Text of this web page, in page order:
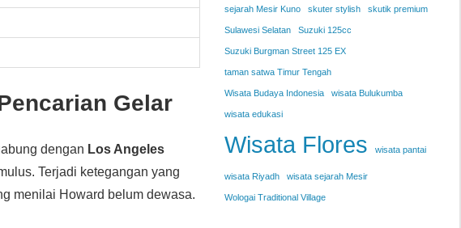
Gelar
dengan Los Angeles
Terjadi ketegangan yang
menilai Howard belum dewasa.
sejarah Mesir Kuno skuter stylish skutik premium
Sulawesi Selatan Suzuki 125cc
Suzuki Burgman Street 125 EX
taman satwa Timur Tengah
Wisata Budaya Indonesia wisata Bulukumba
wisata edukasi
Wisata Flores wisata pantai
wisata Riyadh wisata sejarah Mesir
Wologai Traditional Village